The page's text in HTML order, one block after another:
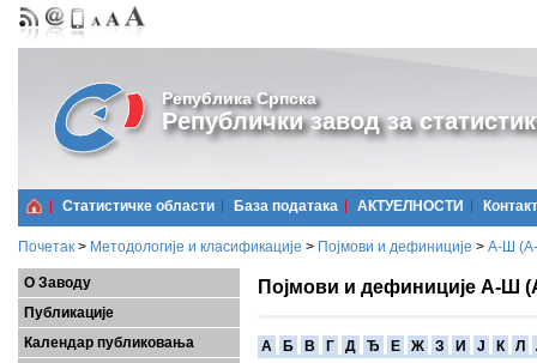
Република Српска
Републички завод за
Статистичке области Базa података АКТУЕЛНОСТИ Контакт
Почетак > Методологије и класификације > Појмови и дефиниције > А-Ш
О Заводу
Публикације
Календар публиковања
Појмови и дефиниције А-Ш
A Б В Г Д Ђ Е Ж З И Ј К Л